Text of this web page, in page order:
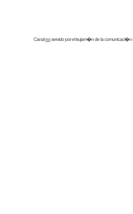
Canalrssservido por eltrujam�nde la comunicaci�n